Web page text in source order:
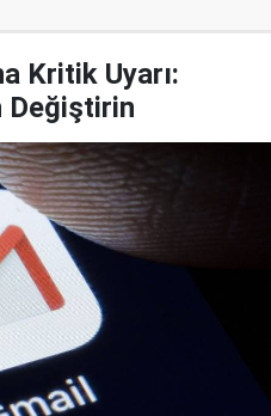
Kritik Uyarı:
Değiştirin